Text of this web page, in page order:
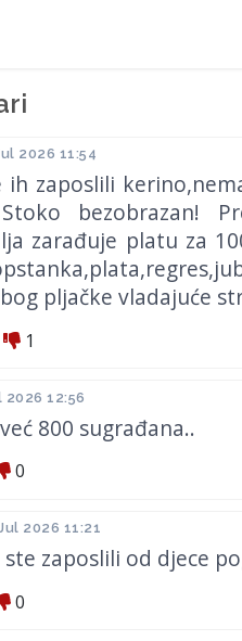
2026 11:54
ih zaposlili
bezobrazan!
zarađuje platu za
pljačke vladajuće
1
2026 12:56
800 sugrađana..
0
2026 11:21
ste zaposlili od djece
0